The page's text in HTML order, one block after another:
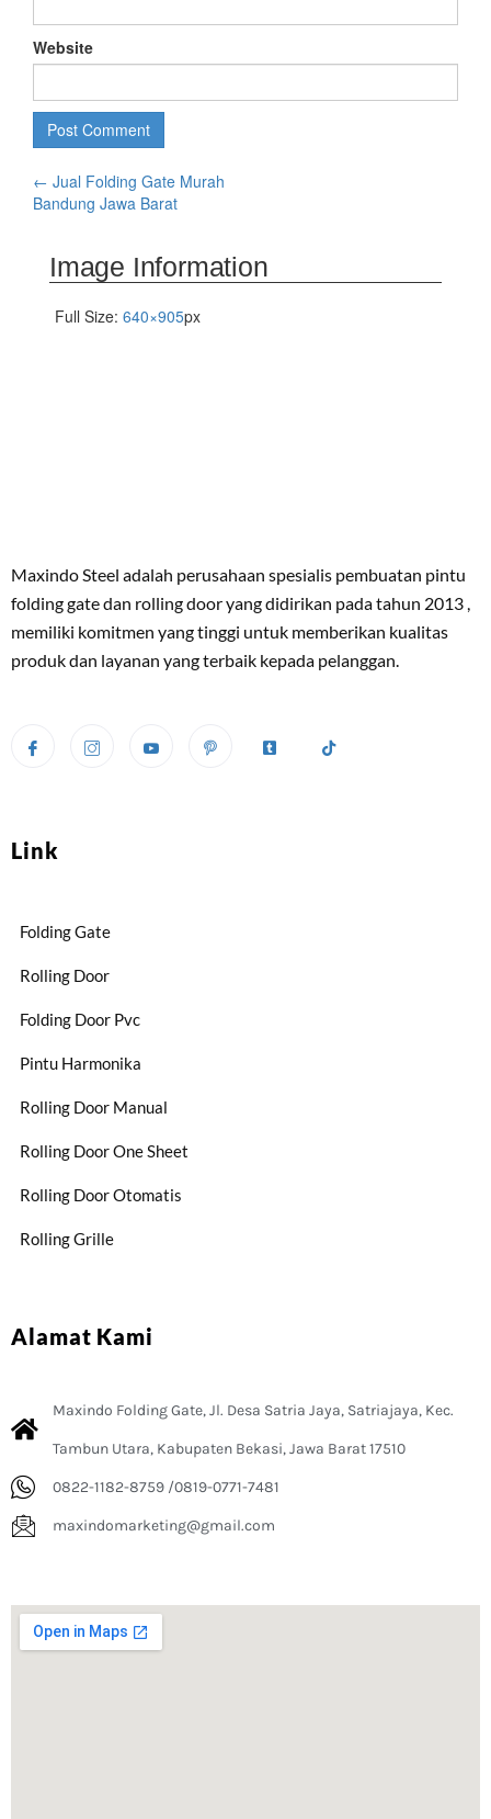
Website
← Jual Folding Gate Murah
Bandung Jawa Barat
Image Information
Full Size: 640×905px
Maxindo Steel adalah perusahaan spesialis pembuatan pintu
folding gate dan rolling door yang didirikan pada tahun 2013 ,
memiliki komitmen yang tinggi untuk memberikan kualitas
produk dan layanan yang terbaik kepada pelanggan.
Link
Folding Gate
Rolling Door
Folding Door Pvc
Pintu Harmonika
Rolling Door Manual
Rolling Door One Sheet
Rolling Door Otomatis
Rolling Grille
Alamat Kami
Maxindo Folding Gate, Jl. Desa Satria Jaya, Satriajaya, Kec.
Tambun Utara, Kabupaten Bekasi, Jawa Barat 17510
0822-1182-8759 /0819-0771-7481
maxindomarketing@gmail.com